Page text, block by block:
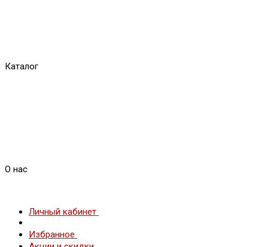
Каталог
О нас
Личный кабинет
Избранное